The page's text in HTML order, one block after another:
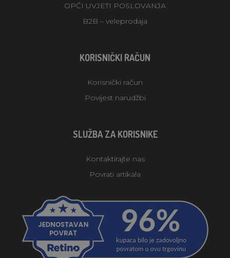
OPĆI UVJETI POSLOVANJA
B2B – veleprodaja
KORISNIČKI RAČUN
Korisnički račun
Povijest narudžbi
SLUŽBA ZA KORISNIKE
Kontaktirajte nas
Povrati artikala